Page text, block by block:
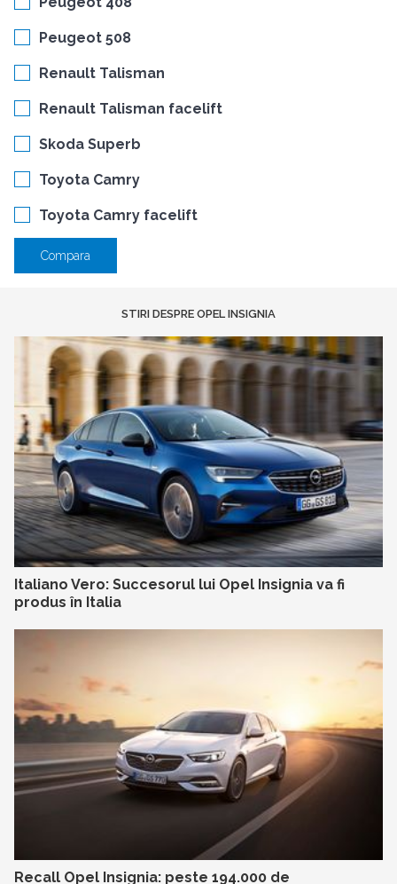
Peugeot 508
Renault Talisman
Renault Talisman facelift
Skoda Superb
Toyota Camry
Toyota Camry facelift
Compara
STIRI DESPRE OPEL INSIGNIA
Italiano Vero: Succesorul lui Opel Insignia va fi
produs în Italia
Recall Opel Insignia: peste 194.000 de